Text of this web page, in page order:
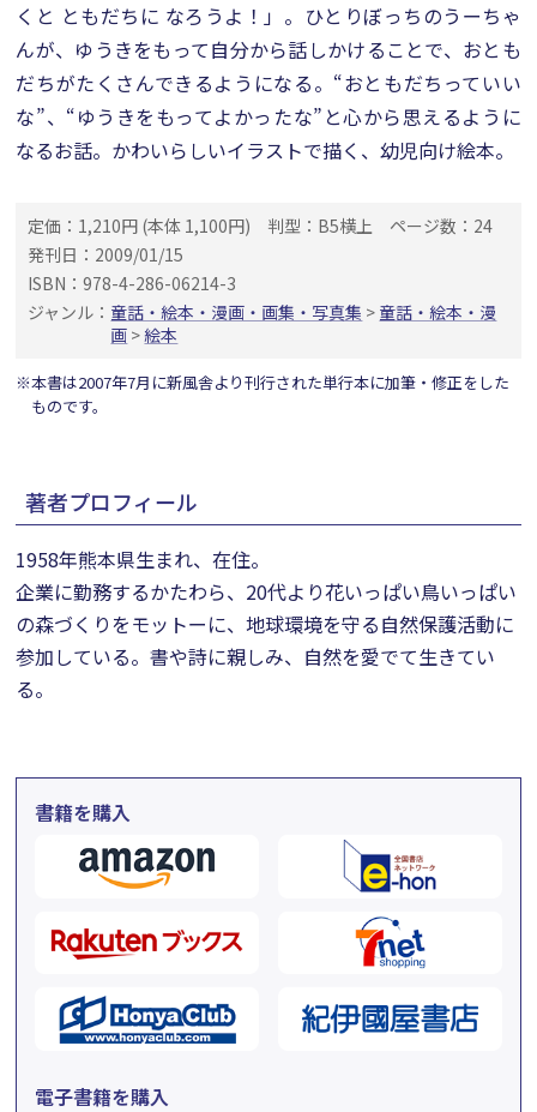
くと ともだちに なろうよ！」。ひとりぼっちのうーちゃ
んが、ゆうきをもって自分から話しかけることで、おとも
だちがたくさんできるようになる。“おともだちっていい
な”、“ゆうきをもってよかったな”と心から思えるように
なるお話。かわいらしいイラストで描く、幼児向け絵本。
定価：1,210円 (本体 1,100円) 判型：B5横上
ページ数：24
発刊日：2009/01/15
ISBN：978-4-286-06214-3
ジャンル： 童話・絵本・漫画・画集・写真集 > 童話・絵本・漫
画 >絵本
※本書は2007年7月に新風舎より刊行された単行本に加筆・修正をした
ものです。
著者プロフィール
1958年熊本県生まれ、在住。
企業に勤務するかたわら、20代より花いっぱい鳥いっぱい
の森づくりをモットーに、地球環境を守る自然保護活動に
参加している。書や詩に親しみ、自然を愛でて生きてい
る。
書籍を購入
電子書籍を購入